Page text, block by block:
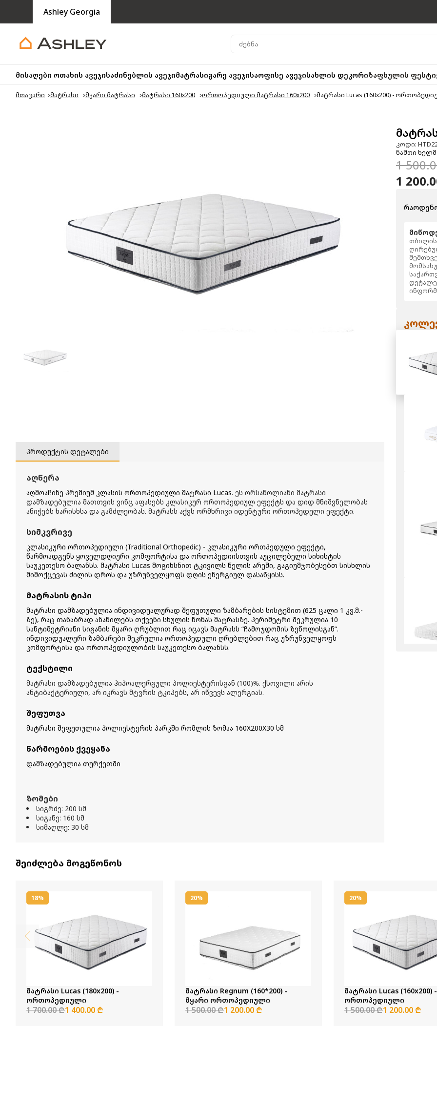
Ashley Georgia
მისაღები ოთახის ავეჯისაძინებლის ავეჯიმატრასიგარე ავეჯისაოფისე ავეჯისახლის დეკორიზაფხულის
მთავარი მატრასი მყარი მატრასი მატრასი 160x200 ორთოპედიული მატრასი 160x200 მატრასი Lucas (160x200) -
კოდი:
ნაშთი
1
1
პროდუქტის დეტალები
აღწერა
აღმოაჩინე პრემიუმ კლასის ორთოპედიული მატრასი Lucas. ეს ორსაწოლიანი მატრასი
დამზადებულია მათთვის ვინც აფასებს კლასიკურ ორთოპედიულ ეფექტს და დიდ მნიშვნელობას
ანიჭებს ხარისხსა და გამძლეობას. მატრასს აქვს ორმხრივი იდენტური ორთოპედული ეფექტი.
სიმკვრივე
კლასიკური ორთოპედიული (Traditional Orthopedic) - კლასიკური ორთპედული ეფექტი,
წარმოადგენს ყოველდღიური კომფორტისა და ორთოპედიისთვის აუცილებელი სიხისტის
საუკეთესო ბალანსს. მატრასი Lucas მოგიხსნით ტკივილს წელის არეში, გაგიუმჯობესებთ სისხლის
მიმოქცევას ძილის დროს და უზრუნველყოფს დღის ენერგიულ დასაწყისს.
მატრასის ტიპი
მატრასი დამზადებულია ინდივიდუალურად შეფუთული ზამბარების სისტემით (625 ცალი 1 კვ.მ.-
ზე), რაც თანაბრად ანაწილებს თქვენი სხულის წონას მატრასზე. პერიმეტრი შეკრულია 10
სანტიმეტრიანი სიგანის მყარი ღრუბლით რაც იცავს მატრასს “ჩამოჯდომის ზეწოლისგან”.
ინდივიდუალური ზამბარები შეკრულია ორთოპედული ღრუბლებით რაც უზრუნველყოფს
კომფორტისა და ორთოპედიულობის საუკეთესო ბალანსს.
ტექსტილი
მატრასი დამზადებულია ჰიპოალერგული პოლიესტერისგან (100)%. ქსოვილი არის
ანტიბაქტერიული, არ იკრავს მტვრის ტკიპებს, არ იწვევს ალერგიას.
შეფუთვა
მატრასი შეფუთულია პოლიესტერის პარკში რომლის ზომაა 160X200X30 სმ
წარმოების ქვეყანა
დამზადებულია თურქეთში
ზომები
სიგრძე: 200 სმ
სიგანე: 160 სმ
სიმაღლე: 30 სმ
შეიძლება მოგეწონოს
18%
მატრასი Lucas (180x200) -
ორთოპედიული
1 700.00 ₾1 400.00 ₾
20%
მატრასი Regnum (160*200) -
მყარი ორთოპედიული
1 500.00 ₾1 200.00 ₾
20%
მატრასი Lucas (160x200) -
ორთოპედიული
1 500.00 ₾1 200.00 ₾